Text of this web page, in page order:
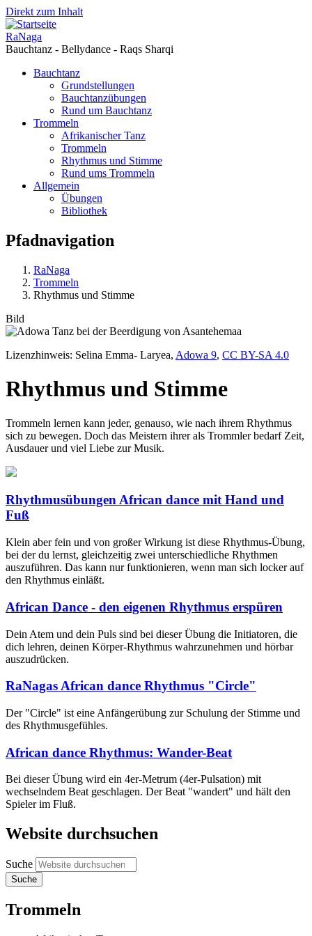
Direkt zum Inhalt
RaNaga
Bauchtanz - Bellydance - Raqs Sharqi
Bauchtanz
Grundstellungen
Bauchtanzübungen
Rund um Bauchtanz
Trommeln
Afrikanischer Tanz
Trommeln
Rhythmus und Stimme
Rund ums Trommeln
Allgemein
Übungen
Bibliothek
Pfadnavigation
RaNaga
Trommeln
Rhythmus und Stimme
Bild
Lizenzhinweis: Selina Emma- Laryea, Adowa 9, CC BY-SA 4.0
Rhythmus und Stimme
Trommeln lernen kann jeder, genauso, wie nach ihrem Rhythmus
sich zu bewegen. Doch das Meistern ihrer als Trommler bedarf Zeit,
Ausdauer und viel Liebe zur Musik.
Rhythmusübungen African dance mit Hand und
Fuß
Klein aber fein und von großer Wirkung ist diese Rhythmus-Übung,
bei der du lernst, gleichzeitig zwei unterschiedliche Rhythmen
auszuführen. Das kann nur funktionieren, wenn man sich locker auf
den Rhythmus einläßt.
African Dance - den eigenen Rhythmus erspüren
Dein Atem und dein Puls sind bei dieser Übung die Initiatoren, die
dich lehren, deinen Körper-Rhythmus wahrzunehmen und hörbar
auszudrücken.
RaNagas African dance Rhythmus "Circle"
Der "Circle" ist eine Anfängerübung zur Schulung der Stimme und
des Rhythmusgefühles.
African dance Rhythmus: Wander-Beat
Bei dieser Übung wird ein 4er-Metrum (4er-Pulsation) mit
wechselndem Beat geschlagen. Der Beat "wandert" und hält den
Spieler im Fluß.
Website durchsuchen
Suche
Trommeln